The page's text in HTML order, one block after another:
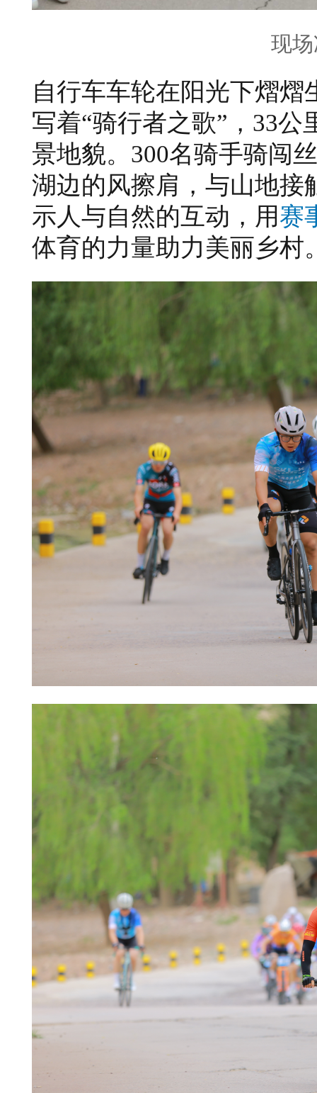
现
自行车车轮在阳光下熠
写着“骑行者之歌”，33
景地貌。300名骑手骑闯
湖边的风擦肩，与山地接
示人与自然的互动，用赛
体育的力量助力美丽乡村